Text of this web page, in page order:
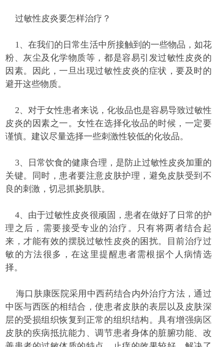
过敏性皮炎要怎样治疗？
1、在我们的日常生活中所接触到的一些物品，如花
粉、灰尘及化学物质等，都是容易引发过敏性皮炎的
因素。因此，一旦出现过敏性皮炎的症状，要及时的
避开这些物质。
2、对于女性患者来说，化妆品也是容易导致过敏性
皮炎的因素之一。女性在选择化妆品的时候，一定要
谨慎。建议尽量选择一些刺激性较低的化妆品。
3、日常饮食的健康合理，是防止过敏性皮炎加重的
关键。同时，患者要注意皮肤护理，避免皮肤受到不
良的刺激，切忌抓挠肌肤。
4、由于过敏性皮炎很顽固，患者在做好了日常的护
理之后，需要接受专业的治疗。只有将两者结合起
来，才能有效的摆脱过敏性皮炎的困扰。目前治疗过
敏的方法很多，在这里提醒患者需根据个人病情选
择。
海口肤康医院采用中西药结合内外治疗方法，通过
中医与西医的相结合，使患者皮肤的表层以及皮肤深
层的受损组织恢复到正常的组织结构。具有增强病区
皮肤的疾病抵抗能力、调节患者身体的脏腑功能、改